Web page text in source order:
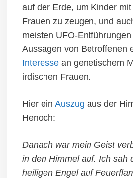
auf der Erde, um Kinder
Frauen zu zeugen, und
meisten UFO-
Aussagen von Betroffenen
Interesse an genetischem
irdischen Frauen.
Hier ein Auszug aus der
Henoch:
Danach war mein Geist
in den Himmel auf. Ich sah
heiligen Engel auf